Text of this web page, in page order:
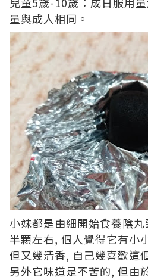
量與成人相同。
小妹都是由細開始食養陰
半顆左右, 個人覺得它有小
但又幾清香, 自己幾喜歡這
另外它味道是不苦的, 但由